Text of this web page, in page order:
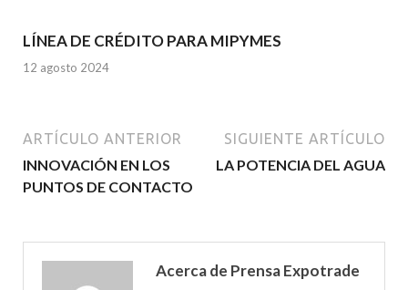
LÍNEA DE CRÉDITO PARA MIPYMES
12 agosto 2024
ARTÍCULO ANTERIOR
INNOVACIÓN EN LOS
PUNTOS DE CONTACTO
SIGUIENTE ARTÍCULO
LA POTENCIA DEL AGUA
Acerca de Prensa Expotrade